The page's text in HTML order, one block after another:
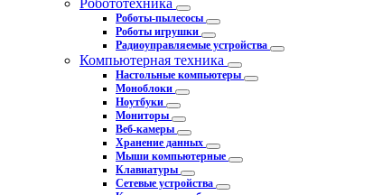
Робототехника
Роботы-пылесосы
Роботы игрушки
Радиоуправляемые устройства
Компьютерная техника
Настольные компьютеры
Моноблоки
Ноутбуки
Мониторы
Веб-камеры
Хранение данных
Мыши компьютерные
Клавиатуры
Сетевые устройства